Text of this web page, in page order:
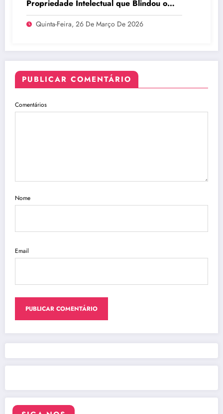
Propriedade Intelectual que Blindou o
Legado do BTS
Quinta-Feira, 26 De Março De 2026
PUBLICAR COMENTÁRIO
Comentários
Nome
Email